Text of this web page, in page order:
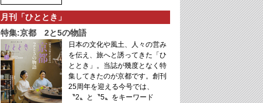
月刊「ひととき」
特集:京都 2と5の物語
日本の文化や風土、人々の営み
を伝え、旅へと誘ってきた「ひ
ととき」。当誌が幾度となく特
集してきたのが京都です。創刊
25周年を迎える今号では、
〝2〟と〝5〟をキーワード